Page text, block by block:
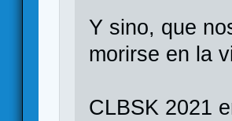
Y sino, que
morirse en la
CLBSK 2021